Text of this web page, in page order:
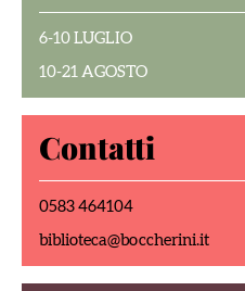
6-10 LUGLIO
10-21 AGOSTO
Contatti
0583 464104
biblioteca@boccherini.it